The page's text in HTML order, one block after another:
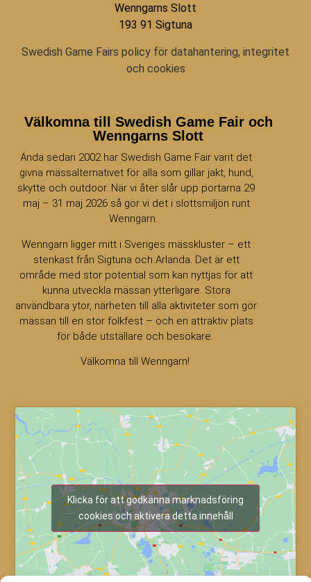
Wenngarns Slott
193 91 Sigtuna
Swedish Game Fairs policy för datahantering, integritet
och cookies
Välkomna till Swedish Game Fair och
Wenngarns Slott
Ända sedan 2002 har Swedish Game Fair varit det
givna mässalternativet för alla som gillar jakt, hund,
skytte och outdoor. När vi åter slår upp portarna 29
maj – 31 maj 2026 så gör vi det i slottsmiljön runt
Wenngarn.
Wenngarn ligger mitt i Sveriges mässkluster – ett
stenkast från Sigtuna och Arlanda. Det är ett
område med stor potential som kan nyttjas för att
kunna utveckla mässan ytterligare. Stora
användbara ytor, närheten till alla aktiviteter som gör
mässan till en stor folkfest – och en attraktiv plats
för både utställare och besökare.
Välkomna till Wenngarn!
Klicka för att godkänna marknadsföring
cookies och aktivera detta innehåll